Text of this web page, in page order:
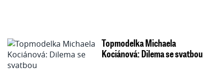
Topmodelka Michaela
Kociánová: Dilema se svatbou